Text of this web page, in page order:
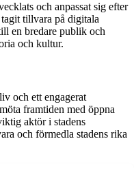
och anpassat sig efter
tillvara på digitala
en bredare publik och
och kultur.
och ett engagerat
framtiden med öppna
aktör i stadens
och förmedla stadens rika